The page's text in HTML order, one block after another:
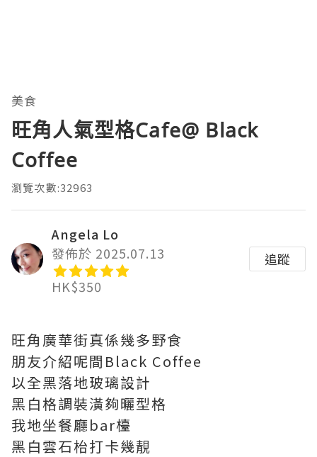
美食
旺角人氣型格Cafe@ Black
Coffee
瀏覽次數:32963
Angela Lo
發佈於 2025.07.13
HK$350
追蹤
旺角廣華街真係幾多野食
朋友介紹呢間Black Coffee
以全黑落地玻璃設計
黑白格調裝潢夠曬型格
我地坐餐廳bar檯
黑白雲石枱打卡幾靚